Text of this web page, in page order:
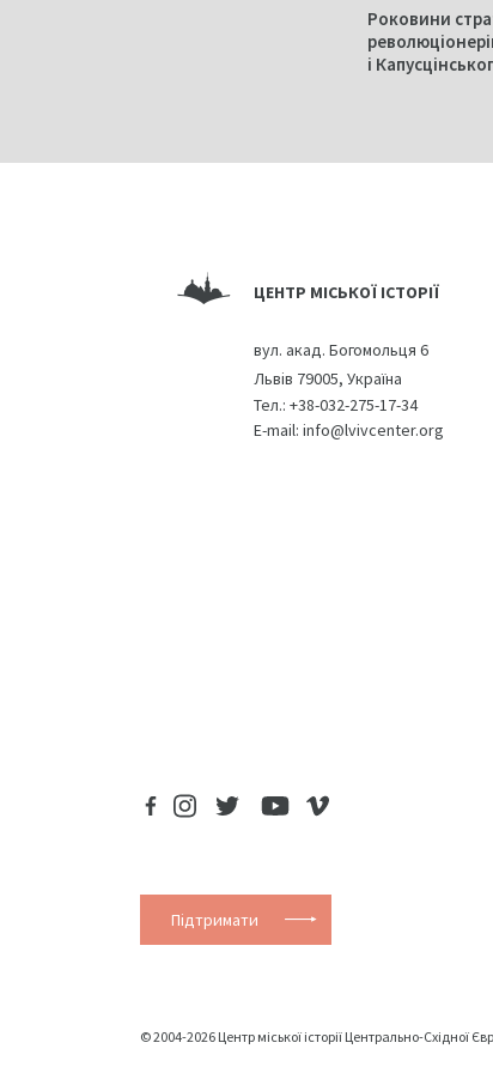
Роковини
і
ЦЕНТР МІСЬКОЇ ІСТОРІЇ
вул. акад. Богомольця 6
Львів 79005, Україна
Тел.: +38-032-275-17-34
E-mail: info@lvivcenter.org
Підтримати
© 2004-2026 Центр міської історії Центрально-Східної